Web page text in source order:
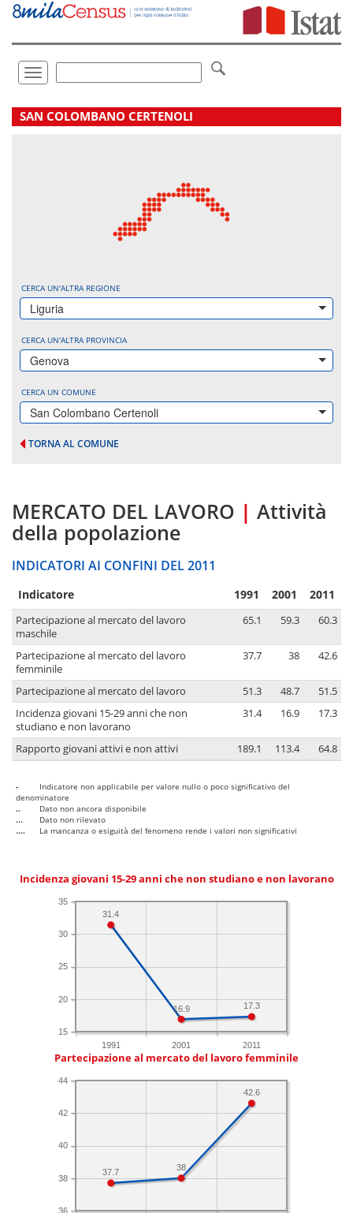
Vai
direttamente
Toggle
navigation
.
SAN COLOMBANO CERTENOLI
CERCA UN'ALTRA REGIONE
Liguria
CERCA UN'ALTRA PROVINCIA
Genova
CERCA UN COMUNE
San Colombano Certenoli
TORNA AL COMUNE
MERCATO DEL LAVORO | Attività
della popolazione
INDICATORI AI CONFINI DEL 2011
Indicatore 1991 2001 2011
Partecipazione al mercato del lavoro
maschile
65.1 59.3 60.3
Partecipazione al mercato del lavoro
femminile
37.7 38 42.6
Partecipazione al mercato del lavoro 51.3 48.7
51.5
Incidenza giovani 15-29 anni che non
studiano e non lavorano
31.4 16.9 17.3
Rapporto giovani attivi e non attivi 189.1 113.4 64.8
-
Indicatore non applicabile per valore nullo o poco significativo del
denominatore
..
Dato non ancora disponibile
...
Dato non rilevato
....
La mancanza o esiguità del fenomeno rende i valori non significativi
Incidenza giovani 15-29 anni che non studiano e non lavorano
1991 2001 2011
15
20
25
30
35
17.3
16.9
31.4
Partecipazione al mercato del lavoro femminile
36
38
40
42
44
42.6
38
37.7